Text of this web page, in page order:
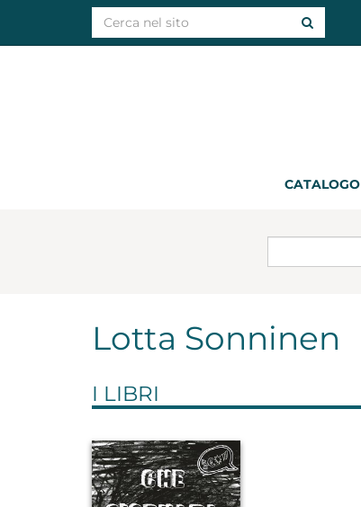
CATALOGO
Lotta Sonninen
I LIBRI